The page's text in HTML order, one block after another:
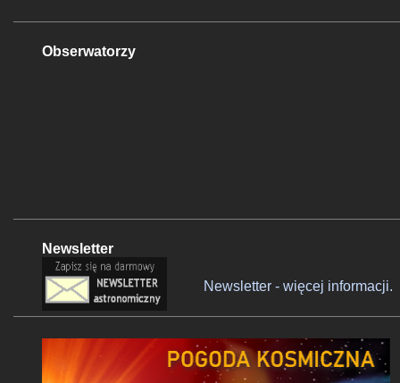
Obserwatorzy
Newsletter
Newsletter - więcej informacji.